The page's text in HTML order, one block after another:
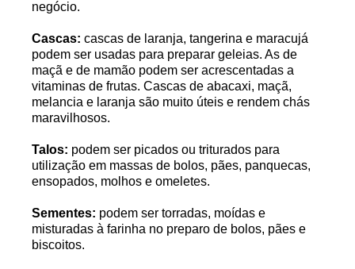
negócio.
Cascas: cascas de laranja, tangerina e maracujá
podem ser usadas para preparar geleias. As de
maçã e de mamão podem ser acrescentadas a
vitaminas de frutas. Cascas de abacaxi, maçã,
melancia e laranja são muito úteis e rendem chás
maravilhosos.
Talos: podem ser picados ou triturados para
utilização em massas de bolos, pães, panquecas,
ensopados, molhos e omeletes.
Sementes: podem ser torradas, moídas e
misturadas à farinha no preparo de bolos, pães e
biscoitos.